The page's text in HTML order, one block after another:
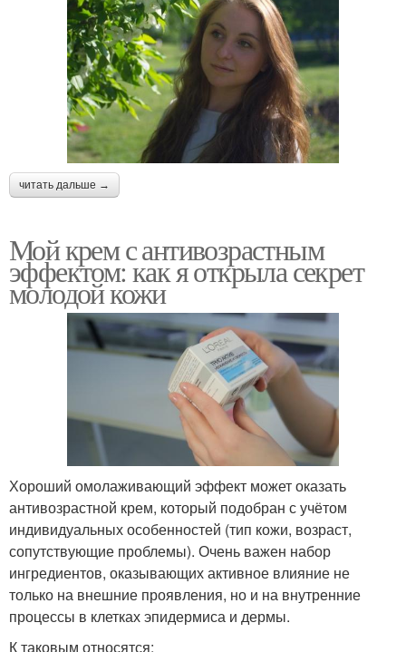
читать дальше →
Мой крем с антивозрастным
эффектом: как я открыла секрет
молодой кожи
Хороший омолаживающий эффект может оказать
антивозрастной крем, который подобран с учётом
индивидуальных особенностей (тип кожи, возраст,
сопутствующие проблемы). Очень важен набор
ингредиентов, оказывающих активное влияние не
только на внешние проявления, но и на внутренние
процессы в клетках эпидермиса и дермы.
К таковым относятся: